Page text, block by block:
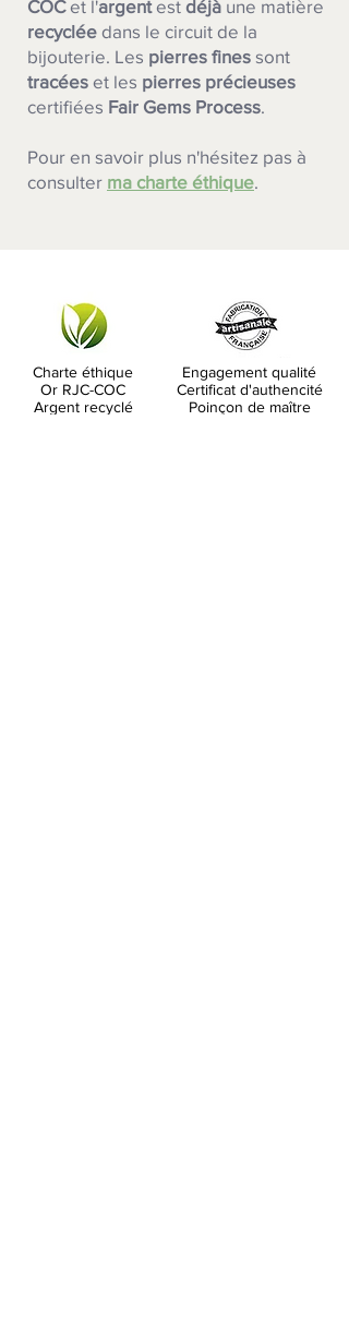
COCet l'argent est déjà une matière
recyclée dans le circuit de la
bijouterie. Les pierres fines sont
tracées et les pierres précieuses
certifiées Fair Gems Process
Pour en savoir plus n'hésitez pas à
consulter ma charte éthique
Charte éthique
Or RJC-COC
Argent recyclé
Engagement qualité
Certificat d'authencité
Poinçon de maître